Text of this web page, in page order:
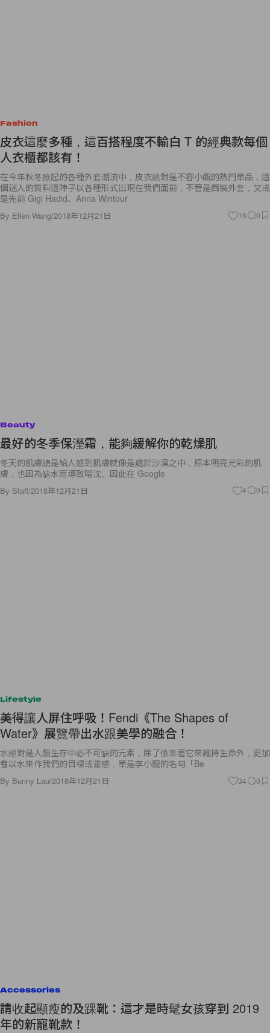
Fashion
皮衣這麼多種，這百搭程度不輸白 T 的經典款每個
人衣櫃都該有！
在今年秋冬掀起的各種外套潮流中，皮衣絕對是不容小覷的熱門單品，這
個迷人的質料這陣子以各種形式出現在我們面前，不管是西裝外套，又或
是先前 Gigi Hadid、Anna Wintour
By Ellen Wang/2018年12月21日 16 0
Beauty
最好的冬季保溼霜，能夠緩解你的乾燥肌
冬天的肌膚總是給人感到肌膚就像是處於沙漠之中，原本明亮光彩的肌
膚，也因為缺水而導致暗沈。因此在 Google
By Staff/2018年12月21日 4 0
Lifestyle
美得讓人屏住呼吸！Fendi《The Shapes of
Water》展覽帶出水跟美學的融合！
水絕對是人類生存中必不可缺的元素，除了依靠著它來維持生命外，更加
會以水來作我們的目標或靈感，單是李小龍的名句「Be
By Bunny Lau/2018年12月21日 34 0
Accessories
請收起顯瘦的及踝靴：這才是時髦女孩穿到 2019
年的新寵靴款！